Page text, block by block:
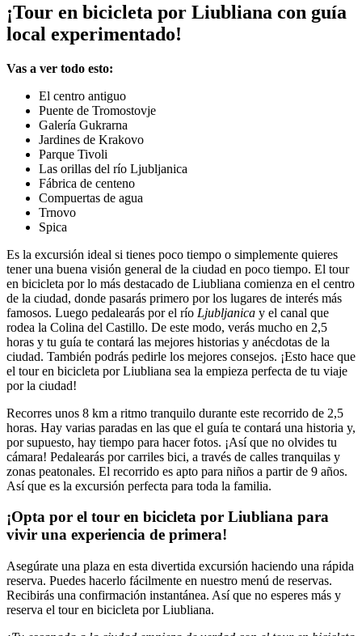
¡Tour en bicicleta por Liubliana con guía
local experimentado!
Vas a ver todo esto:
El centro antiguo
Puente de Tromostovje
Galería Gukrarna
Jardines de Krakovo
Parque Tivoli
Las orillas del río Ljubljanica
Fábrica de centeno
Compuertas de agua
Trnovo
Spica
Es la excursión ideal si tienes poco tiempo o simplemente quieres
tener una buena visión general de la ciudad en poco tiempo. El tour
en bicicleta por lo más destacado de Liubliana comienza en el centro
de la ciudad, donde pasarás primero por los lugares de interés más
famosos. Luego pedalearás por el río Ljubljanica y el canal que
rodea la Colina del Castillo. De este modo, verás mucho en 2,5
horas y tu guía te contará las mejores historias y anécdotas de la
ciudad. También podrás pedirle los mejores consejos. ¡Esto hace que
el tour en bicicleta por Liubliana sea la empieza perfecta de tu viaje
por la ciudad!
Recorres unos 8 km a ritmo tranquilo durante este recorrido de 2,5
horas. Hay varias paradas en las que el guía te contará una historia y,
por supuesto, hay tiempo para hacer fotos. ¡Así que no olvides tu
cámara! Pedalearás por carriles bici, a través de calles tranquilas y
zonas peatonales. El recorrido es apto para niños a partir de 9 años.
Así que es la excursión perfecta para toda la familia.
¡Opta por el tour en bicicleta por Liubliana para
vivir una experiencia de primera!
Asegúrate una plaza en esta divertida excursión haciendo una rápida
reserva. Puedes hacerlo fácilmente en nuestro menú de reservas.
Recibirás una confirmación instantánea. Así que no esperes más y
reserva el tour en bicicleta por Liubliana.